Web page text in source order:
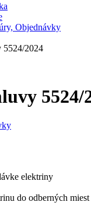
Objednávky
5524/2024
5524/
elektriny
do odberných